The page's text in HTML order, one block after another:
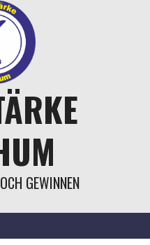
GEWINNEN